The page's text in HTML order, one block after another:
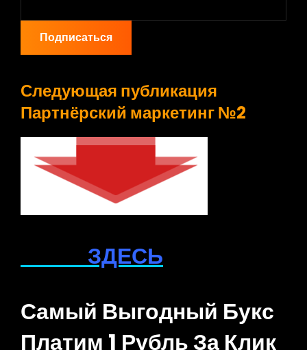
Подписаться
Следующая публикация
Партнёрский маркетинг №2
ЗДЕСЬ
Самый Выгодный Букс
Платим 1 Рубль За Клик